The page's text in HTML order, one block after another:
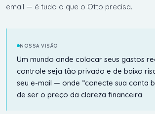
email — é tudo o que o Otto precisa.
NOSSA VISÃO
Um mundo onde colocar seus gastos
controle seja tão privado e de baixo
seu e-mail — onde “conecte sua conta
de ser o preço da clareza financeira.